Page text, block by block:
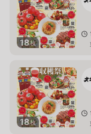
18枚
18枚